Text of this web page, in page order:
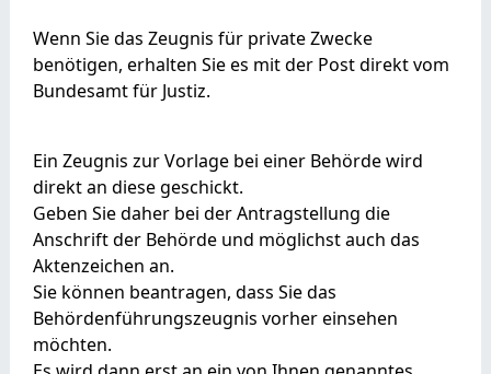
Wenn Sie das Zeugnis für private Zwecke
benötigen, erhalten Sie es mit der Post direkt vom
Bundesamt für Justiz.
Ein Zeugnis zur Vorlage bei einer Behörde wird
direkt an diese geschickt.
Geben Sie daher bei der Antragstellung die
Anschrift der Behörde und möglichst auch das
Aktenzeichen an.
Sie können beantragen, dass Sie das
Behördenführungszeugnis vorher einsehen
möchten.